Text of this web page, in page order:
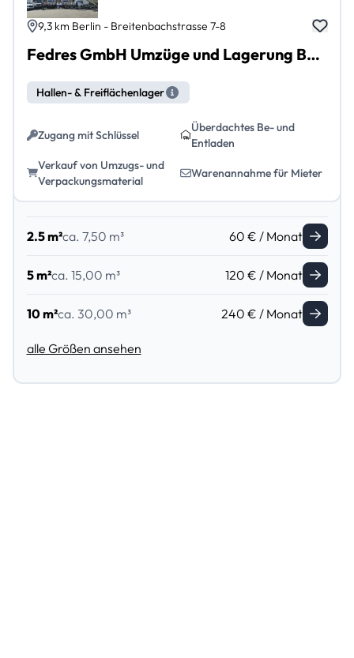
9,3 km Berlin - Breitenbachstrasse 7-8
Fedres GmbH Umzüge und Lagerung Berlin Reinickendorf
Hallen- & Freiflächenlager
Zugang mit Schlüssel
Überdachtes Be- und
Entladen
Verkauf von Umzugs- und
Verpackungsmaterial
Warenannahme für Mieter
2.5 m²ca. 7,50 m³ 60 € / Monat
5 m²ca. 15,00 m³ 120 € / Monat
10 m²ca. 30,00 m³ 240 € / Monat
alle Größen ansehen